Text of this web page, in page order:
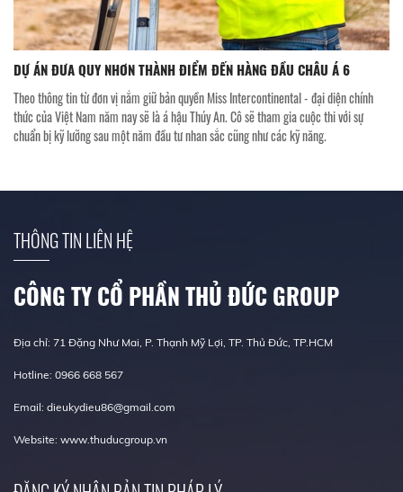
DỰ ÁN ĐƯA QUY NHƠN THÀNH ĐIỂM ĐẾN HÀNG ĐẦU CHÂU Á 6
Theo thông tin từ đơn vị nắm giữ bản quyền Miss Intercontinental - đại diện chính
thức của Việt Nam năm nay sẽ là á hậu Thúy An. Cô sẽ tham gia cuộc thi với sự
chuẩn bị kỹ lưỡng sau một năm đầu tư nhan sắc cũng như các kỹ năng.
THÔNG TIN LIÊN HỆ
CÔNG TY CỔ PHẦN THỦ ĐỨC GROUP
Địa chỉ: 71 Đặng Như Mai, P. Thạnh Mỹ Lợi, TP. Thủ Đức, TP.HCM
Hotline: 0966 668 567
Email: dieukydieu86@gmail.com
Website: www.thuducgroup.vn